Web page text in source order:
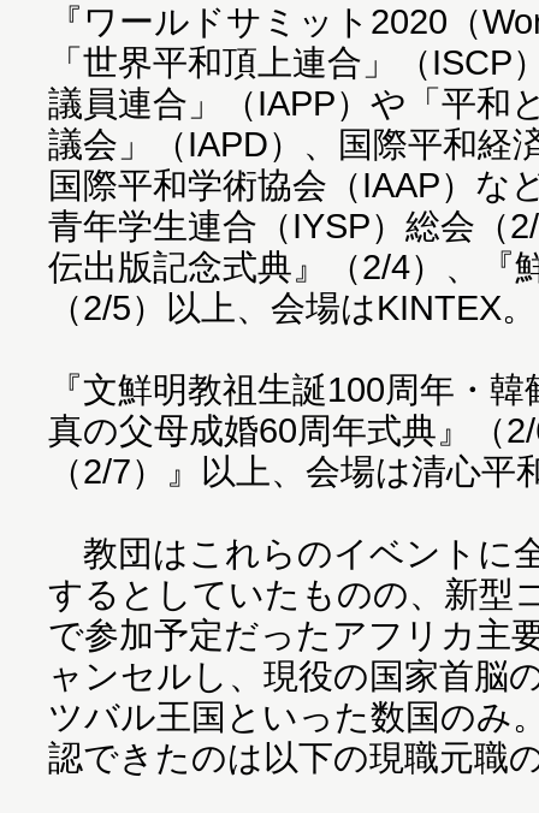
『ワールドサミット2020（
「世界平和頂上連合」（ISCP
議員連合」（IAPP）や「平和
議会」（IAPD）、国際平和経
国際平和学術協会（IAAP）な
青年学生連合（IYSP）総会（
伝出版記念式典』（2/4）、『
（2/5）以上、会場はKINTEX。
『文鮮明教祖生誕100周年・
真の父母成婚60周年式典』（
（2/7）』以上、会場は清心
教団はこれらのイベントに
するとしていたものの、新型
で参加予定だったアフリカ主
ャンセルし、現役の国家首脳
ツバル王国といった数国のみ
認できたのは以下の現職元職